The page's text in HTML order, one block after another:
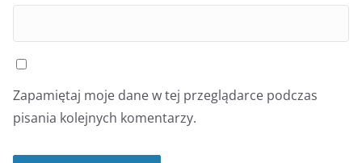
Zapamiętaj moje dane w tej przeglądarce podczas
pisania kolejnych komentarzy.